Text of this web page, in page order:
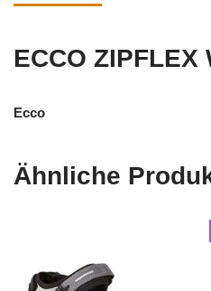
ECCO ZIPFLEX
Ecco
Ähnliche